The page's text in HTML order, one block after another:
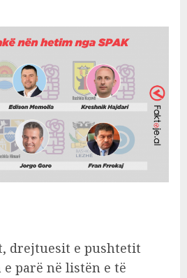
drejtuesit e pushtetit
parë në listën e të